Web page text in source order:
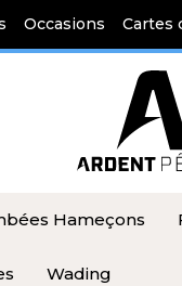
Occasions Cartes
Hameçons
Wading